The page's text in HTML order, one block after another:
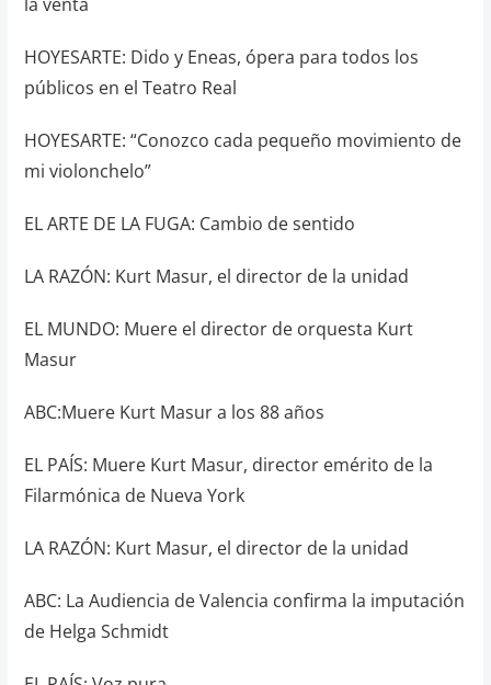
HOYESARTE: Dido y Eneas, ópera para todos los
públicos en el Teatro Real
HOYESARTE: “Conozco cada pequeño movimiento de
mi violonchelo”
EL ARTE DE LA FUGA: Cambio de sentido
LA RAZÓN: Kurt Masur, el director de la unidad
EL MUNDO: Muere el director de orquesta Kurt
Masur
ABC:Muere Kurt Masur a los 88 años
EL PAÍS: Muere Kurt Masur, director emérito de la
Filarmónica de Nueva York
LA RAZÓN: Kurt Masur, el director de la unidad
ABC: La Audiencia de Valencia confirma la imputación
de Helga Schmidt